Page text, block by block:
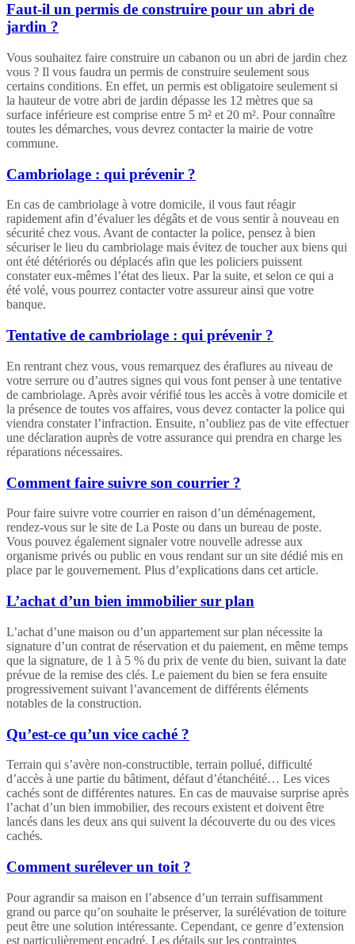
Faut-il un permis de construire pour un abri de
jardin ?
Vous souhaitez faire construire un cabanon ou un abri de jardin chez
vous ? Il vous faudra un permis de construire seulement sous
certains conditions. En effet, un permis est obligatoire seulement si
la hauteur de votre abri de jardin dépasse les 12 mètres que sa
surface inférieure est comprise entre 5 m² et 20 m². Pour connaître
toutes les démarches, vous devrez contacter la mairie de votre
commune.
Cambriolage : qui prévenir ?
En cas de cambriolage à votre domicile, il vous faut réagir
rapidement afin d’évaluer les dégâts et de vous sentir à nouveau en
sécurité chez vous. Avant de contacter la police, pensez à bien
sécuriser le lieu du cambriolage mais évitez de toucher aux biens qui
ont été détériorés ou déplacés afin que les policiers puissent
constater eux-mêmes l’état des lieux. Par la suite, et selon ce qui a
été volé, vous pourrez contacter votre assureur ainsi que votre
banque.
Tentative de cambriolage : qui prévenir ?
En rentrant chez vous, vous remarquez des éraflures au niveau de
votre serrure ou d’autres signes qui vous font penser à une tentative
de cambriolage. Après avoir vérifié tous les accès à votre domicile et
la présence de toutes vos affaires, vous devez contacter la police qui
viendra constater l’infraction. Ensuite, n’oubliez pas de vite effectuer
une déclaration auprès de votre assurance qui prendra en charge les
réparations nécessaires.
Comment faire suivre son courrier ?
Pour faire suivre votre courrier en raison d’un déménagement,
rendez-vous sur le site de La Poste ou dans un bureau de poste.
Vous pouvez également signaler votre nouvelle adresse aux
organisme privés ou public en vous rendant sur un site dédié mis en
place par le gouvernement. Plus d’explications dans cet article.
L’achat d’un bien immobilier sur plan
L’achat d’une maison ou d’un appartement sur plan nécessite la
signature d’un contrat de réservation et du paiement, en même temps
que la signature, de 1 à 5 % du prix de vente du bien, suivant la date
prévue de la remise des clés. Le paiement du bien se fera ensuite
progressivement suivant l’avancement de différents éléments
notables de la construction.
Qu’est-ce qu’un vice caché ?
Terrain qui s’avère non-constructible, terrain pollué, difficulté
d’accès à une partie du bâtiment, défaut d’étanchéité… Les vices
cachés sont de différentes natures. En cas de mauvaise surprise après
l’achat d’un bien immobilier, des recours existent et doivent être
lancés dans les deux ans qui suivent la découverte du ou des vices
cachés.
Comment surélever un toit ?
Pour agrandir sa maison en l’absence d’un terrain suffisamment
grand ou parce qu’on souhaite le préserver, la surélévation de toiture
peut être une solution intéressante. Cependant, ce genre d’extension
est particulièrement encadré. Les détails sur les contraintes